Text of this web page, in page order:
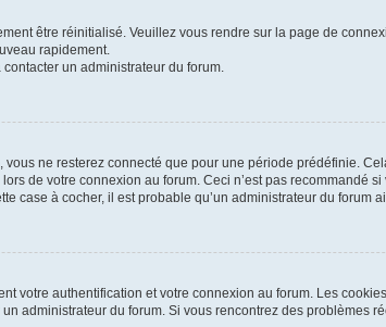
être réinitialisé. Veuillez vous rendre sur la page de
rapidement.
un administrateur du forum.
ne resterez connecté que pour une période prédéfinie.
de votre connexion au forum. Ceci n’est pas recommandé
case à cocher, il est probable qu’un administrateur du forum
votre authentification et votre connexion au forum. Les
administrateur du forum. Si vous rencontrez des problèmes